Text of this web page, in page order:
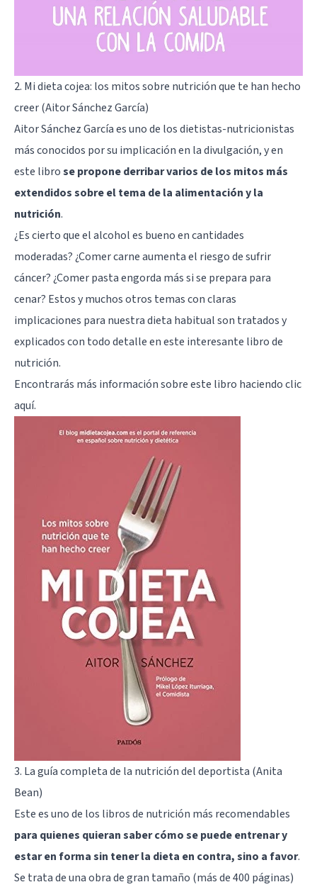
2. Mi dieta cojea: los mitos sobre nutrición que te han hecho
creer (Aitor Sánchez García)
Aitor Sánchez García es uno de los dietistas-nutricionistas
más conocidos por su implicación en la divulgación, y en
este librose propone derribar varios de los mitos más
extendidos sobre el tema de la alimentación y la
nutrición.
¿Es cierto que el alcohol es bueno en cantidades
moderadas? ¿Comer carne aumenta el riesgo de sufrir
cáncer? ¿Comer pasta engorda más si se prepara para
cenar? Estos y muchos otros temas con claras
implicaciones para nuestra dieta habitual son tratados y
explicados con todo detalle en este interesante libro de
nutrición.
Encontrarás más información sobre este libro haciendo clic
aquí.
3. La guía completa de la nutrición del deportista (Anita
Bean)
Este es uno de los libros de nutrición más recomendables
para quienes quieran saber cómo se puede entrenar y
estar en forma sin tener la dieta en contra, sino a favor.
Se trata de una obra de gran tamaño (más de 400 páginas)